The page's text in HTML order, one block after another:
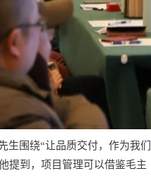
围绕“让品质交付，作为我们
提到，项目管理可以借鉴毛主